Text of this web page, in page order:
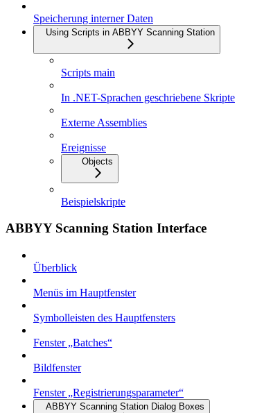
Speicherung interner Daten
Using Scripts in ABBYY Scanning Station
Scripts main
In .NET-Sprachen geschriebene Skripte
Externe Assemblies
Ereignisse
Objects
Beispielskripte
ABBYY Scanning Station Interface
Überblick
Menüs im Hauptfenster
Symbolleisten des Hauptfensters
Fenster „Batches“
Bildfenster
Fenster „Registrierungsparameter“
ABBYY Scanning Station Dialog Boxes